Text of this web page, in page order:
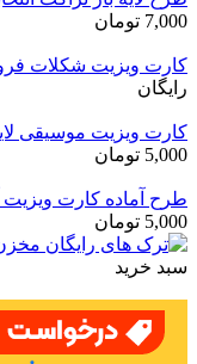
7,000 تومان
کارت ویزیت شکلات
رایگان
کارت ویزیت موسیقی
5,000 تومان
طرح آماده کارت
5,000 تومان
سبد خرید